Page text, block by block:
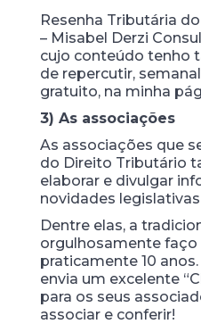
Resenha Tributária
– Misabel Derzi
cujo conteúdo tenho
de repercutir,
gratuito, na minha
3) As associações
As associações que
do Direito Tributário
elaborar e divulgar
novidades
Dentre elas, a
orgulhosamente faço
praticamente 10
envia um excelente
para os seus
associar e conferir!